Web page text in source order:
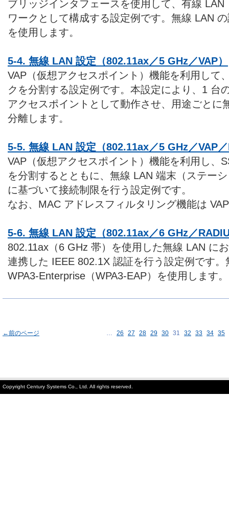
ブリッジインタフェースを使用して、有線
ワークとして構成する設定例です。無線 LAN
を使用します。
5-4. 無線 LAN 設定（802.11ax／5 GHz／VAP）
VAP（仮想アクセスポイント）機能を利用して
クを分割する設定例です。本設定により、1 台
アクセスポイントとして動作させ、用途ごとに
分離します。
5-5. 無線 LAN 設定（802.11ax／5 GHz／VAP
VAP（仮想アクセスポイント）機能を利用し、
を分割するとともに、無線 LAN 端末（ステー
に基づいて接続制限を行う設定例です。
なお、MAC アドレスフィルタリング機能は
5-6. 無線 LAN 設定（802.11ax／6 GHz／
802.11ax（6 GHz 帯）を使用した無線 LAN に
連携した IEEE 802.1X 認証を行う設定例です
WPA3-Enterprise（WPA3-EAP）を使用します。
←前のページ … 26 27 28 29 30 31 32 33 34 35
Copyright Century Systems Co., Ltd. All rights reserved.